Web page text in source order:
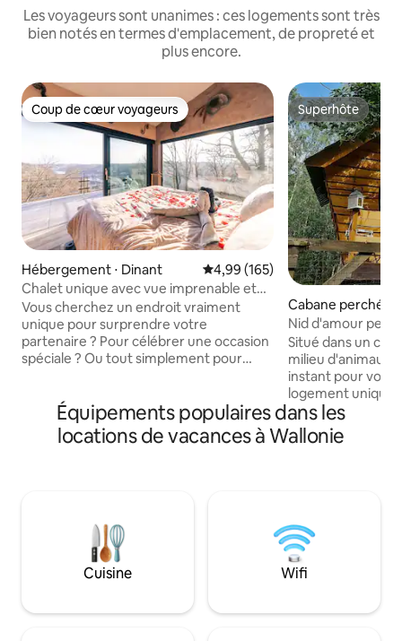
Les voyageurs sont unanimes : ces logements sont très
bien notés en termes d'emplacement, de propreté et
plus encore.
Coup de cœur voyageurs
Coup de cœur voyageurs
Hébergement ⋅ Dinant Évaluation moyenne sur la
4,99 (165)
Chalet unique avec vue imprenable et
bien-être privé
Vous cherchez un endroit vraiment
unique pour surprendre votre
partenaire ? Pour célébrer une occasion
spéciale ? Ou tout simplement pour
El Clandestino - Luna, situé au milieu
d'une réserve naturelle à 5 minutes du
centre de la merveilleuse ville de Dinant.
entièrement équipé avec son propre
espace bien-être privé, Netflix,
Superhôte
Superhôte
Cabane perchée
Nid d'amour
Luxueux
Situé dans un
milieu
instant pour
logement unique
cabane perchée
cachée des
sal/cuis/sdb)
15min à pied à
points de vue en
ressourcante
Équipements populaires dans les
locations de vacances à Wallonie
Cuisine Wifi